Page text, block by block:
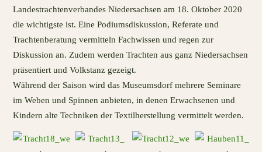
Landestrachtenverbandes Niedersachsen am 18. Oktober 2020
die wichtigste ist. Eine Podiumsdiskussion, Referate und
Trachtenberatung vermitteln Fachwissen und regen zur
Diskussion an. Zudem werden Trachten aus ganz Niedersachsen
präsentiert und Volkstanz gezeigt.
Während der Saison wird das Museumsdorf mehrere Seminare
im Weben und Spinnen anbieten, in denen Erwachsenen und
Kindern alte Techniken der Textilherstellung vermittelt werden.